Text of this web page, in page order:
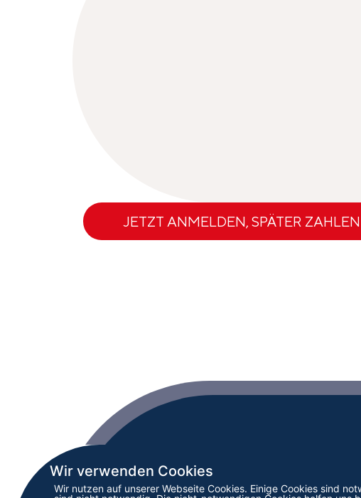
JETZT ANMELDEN, SPÄTER ZAHLEN
Wir verwenden Cookies
Wir nutzen auf unserer Webseite Cookies. Einige Cookies sind